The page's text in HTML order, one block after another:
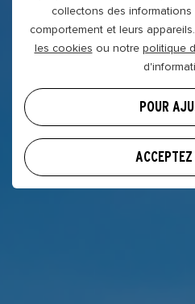
collectons des informations
comportement et leurs
les cookies ou notre politique
POUR